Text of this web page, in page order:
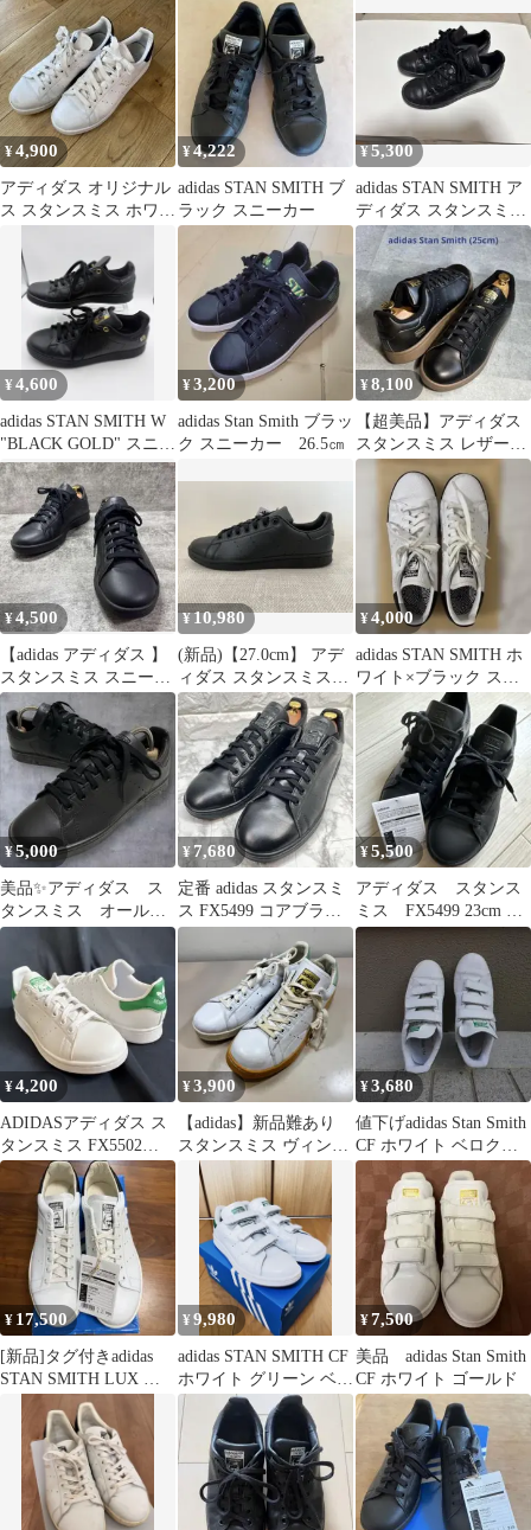
¥4,900
アディダス オリジナル
ス スタンスミス ホワイ
¥4,222
adidas STAN SMITH ブ
ラック スニーカー
¥5,300
adidas STAN SMITH ア
ディダス スタンスミス
黒 25センチ
¥4,600
adidas STAN SMITH W
"BLACK GOLD" スニー
カー
¥3,200
adidas Stan Smith ブラッ
ク スニーカー 26.5㎝
¥8,100
【超美品】アディダス
スタンスミス レザー
25cm ブラック ユニセ
ックス
¥4,500
【adidas アディダス 】
スタンスミス スニーカ
ー 黒 24.5cm 美品
¥10,980
(新品)【27.0cm】 アデ
ィダス スタンスミス
FX5499 ブラック
¥4,000
adidas STAN SMITH ホ
ワイト×ブラック スニ
ーカー
¥5,000
美品✨アディダス ス
タンスミス オールブ
ラック スニーカー
黒 定番
¥7,680
定番 adidas スタンスミ
ス FX5499 コアブラッ
ク 27.5cm
¥5,500
アディダス スタンス
ミス FX5499 23cm オ
ールブラック
¥4,200
ADIDASアディダス ス
タンスミス FX5502
22cm
¥3,900
【adidas】新品難あり
スタンスミス ヴィンテ
ージG03132 28.5cm
¥3,680
値下げadidas Stan Smith
CF ホワイト ベロク
ロ レザー
¥ 17,500
[新品]タグ付きadidas
STAN SMITH LUX ホ
ワイト 26cm
¥9,980
adidas STAN SMITH CF
ホワイト グリーン ベロ
クロ
¥7,500
美品 adidas Stan Smith
CF ホワイト ゴールド